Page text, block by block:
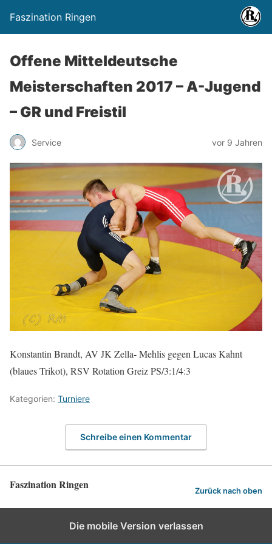
Faszination Ringen
Offene Mitteldeutsche
Meisterschaften 2017 – A-Jugend
– GR und Freistil
Service vor 9 Jahren
Konstantin Brandt, AV JK Zella- Mehlis gegen Lucas Kahnt
(blaues Trikot), RSV Rotation Greiz PS/3:1/4:3
Kategorien: Turniere
Schreibe einen Kommentar
Faszination Ringen Zurück nach oben
Die mobile Version verlassen